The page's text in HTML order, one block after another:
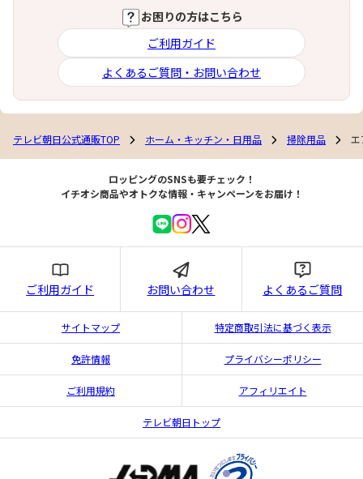
お困りの方はこちら
ご利用ガイド
よくあるご質問・お問い合わせ
テレビ朝日公式通販TOP ホーム・キッチン・日用品 掃除用品 エ
ロッピングのSNSも要チェック！
イチオシ商品やオトクな情報・キャンペーンをお届け！
ご利用ガイド お問い合わせ よくあるご質問
サイトマップ 特定商取引法に基づく表示
免許情報 プライバシーポリシー
ご利用規約 アフィリエイト
テレビ朝日トップ